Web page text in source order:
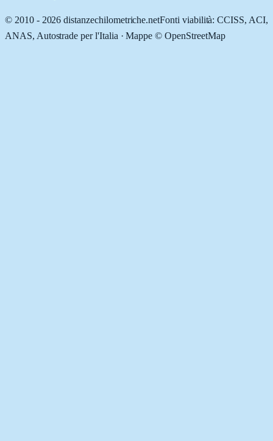
© 2010 - 2026 distanzechilometriche.netFonti viabilità: CCISS, ACI,
ANAS, Autostrade per l'Italia · Mappe © OpenStreetMap